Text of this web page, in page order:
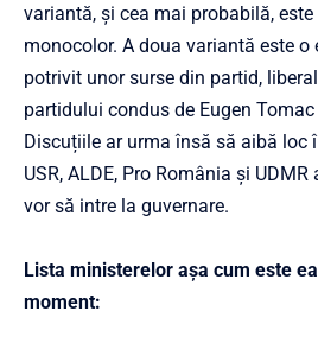
variantă, și cea mai probabilă,
monocolor. A doua variantă este o
potrivit unor surse din partid,
partidului condus de Eugen
Discuțiile ar urma însă să aibă loc
USR, ALDE, Pro România și
vor să intre la guvernare.
Lista ministerelor așa cum este
moment: